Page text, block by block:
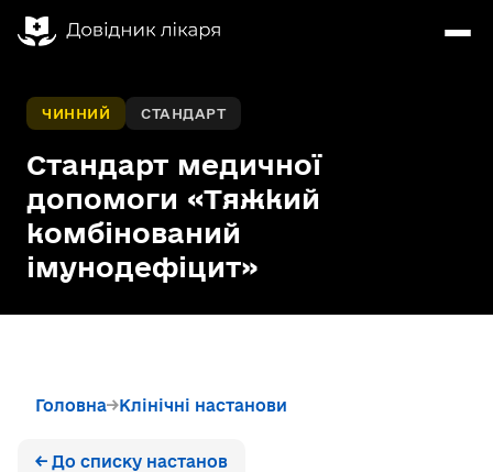
ЧИННИЙ СТАНДАРТ
Стандарт медичної
допомоги «Тяжкий
комбінований
імунодефіцит»
Головна Клінічні настанови
← До списку настанов